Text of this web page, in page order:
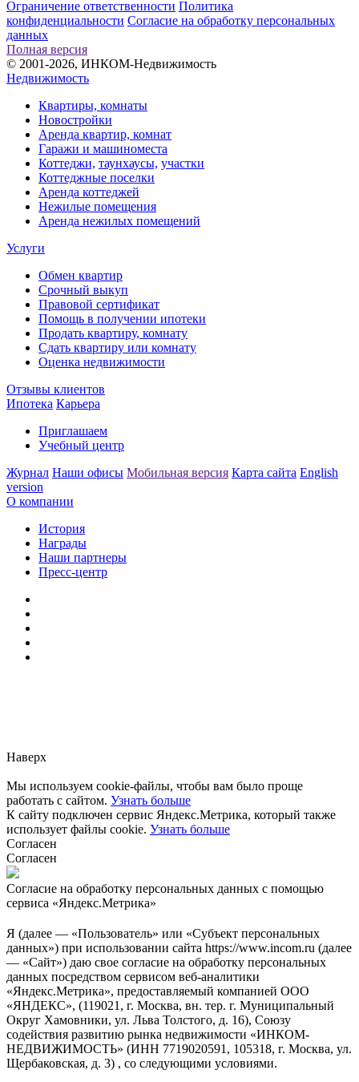
Ограничение ответственности Политика
конфиденциальности Согласие на обработку персональных
данных
Полная версия
© 2001-2026, ИНКОМ-Недвижимость
Недвижимость
Квартиры, комнаты
Новостройки
Аренда квартир, комнат
Гаражи и машиноместа
Коттеджи, таунхаусы, участки
Коттеджные поселки
Аренда коттеджей
Нежилые помещения
Аренда нежилых помещений
Услуги
Обмен квартир
Срочный выкуп
Правовой сертификат
Помощь в получении ипотеки
Продать квартиру, комнату
Сдать квартиру или комнату
Оценка недвижимости
Отзывы клиентов
Ипотека Карьера
Приглашаем
Учебный центр
Журнал Наши офисы Мобильная версия Карта сайта English
version
О компании
История
Награды
Наши партнеры
Пресс-центр
Наверх
Мы используем cookie-файлы, чтобы вам было проще
работать с сайтом. Узнать больше
К сайту подключен сервис Яндекс.Метрика, который также
использует файлы cookie. Узнать больше
Согласен
Согласен
Согласие на обработку персональных данных с помощью
сервиса «Яндекс.Метрика»
Я (далее — «Пользователь» или «Субъект персональных
данных») при использовании сайта https://www.incom.ru (далее
— «Сайт») даю свое согласие на обработку персональных
данных посредством сервисом веб-аналитики
«Яндекс.Метрика», предоставляемый компанией ООО
«ЯНДЕКС», (119021, г. Москва, вн. тер. г. Муниципальный
Округ Хамовники, ул. Льва Толстого, д. 16), Союзу
содействия развитию рынка недвижимости «ИНКОМ-
НЕДВИЖИМОСТЬ» (ИНН 7719020591, 105318, г. Москва, ул.
Щербаковская, д. 3) , со следующими условиями.